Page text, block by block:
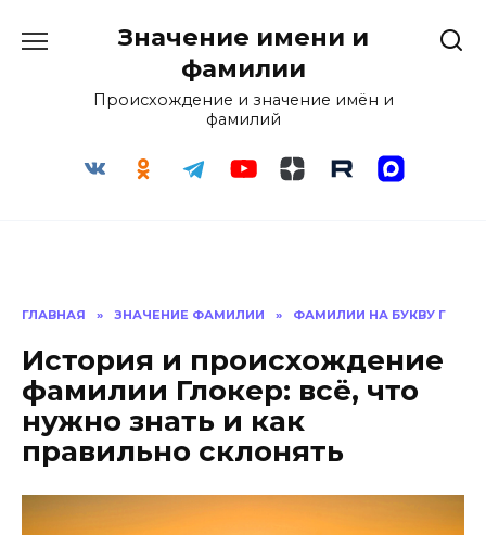
Значение имени и
фамилии
Происхождение и значение имён и
фамилий
ГЛАВНАЯ » ЗНАЧЕНИЕ ФАМИЛИИ » ФАМИЛИИ НА БУКВУ Г
История и происхождение
фамилии Глокер: всё, что
нужно знать и как
правильно склонять